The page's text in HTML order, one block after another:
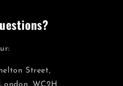
Street,